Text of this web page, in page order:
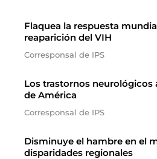
Flaquea la respuesta
reaparición del VIH
Corresponsal de IPS
Los trastornos neurológicos
de América
Corresponsal de IPS
Disminuye el hambre en el
disparidades regionales